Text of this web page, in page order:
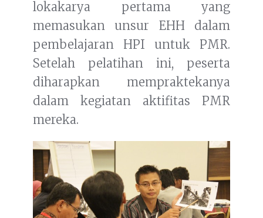
lokakarya pertama yang
memasukan unsur EHH dalam
pembelajaran HPI untuk PMR.
Setelah pelatihan ini, peserta
diharapkan mempraktekanya
dalam kegiatan aktifitas PMR
mereka.